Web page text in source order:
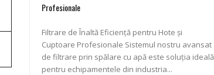
Profesionale
Filtrare de Înaltă Eficiență pentru Hote și
Cuptoare Profesionale Sistemul nostru avansat
de filtrare prin spălare cu apă este soluția ideală
pentru echipamentele din industria...